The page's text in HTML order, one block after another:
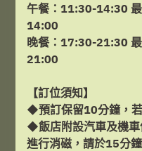
選擇時間
午餐：11:30-14:30
14:00
晚餐：17:30-21:30
21:00
【訂位須知】
◆預訂保留10分鐘，
◆飯店附設汽車及機車
進行消磁，請於15分